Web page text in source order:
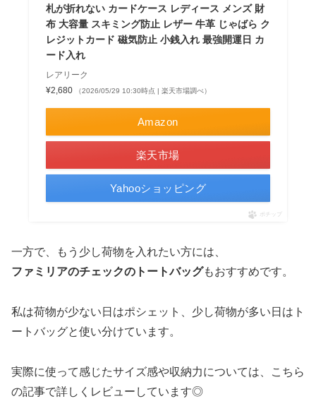
札が折れない カードケース レディース メンズ 財
布 大容量 スキミング防止 レザー 牛革 じゃばら ク
レジットカード 磁気防止 小銭入れ 最強開運日 カ
ード入れ
レアリーク
¥2,680
（2026/05/29 10:30時点 | 楽天市場調べ）
Amazon
楽天市場
Yahooショッピング
ポチップ
一方で、もう少し荷物を入れたい方には、
ファミリアのチェックのトートバッグもおすすめです。
私は荷物が少ない日はポシェット、少し荷物が多い日はト
ートバッグと使い分けています。
実際に使って感じたサイズ感や収納力については、こちら
の記事で詳しくレビューしています◎